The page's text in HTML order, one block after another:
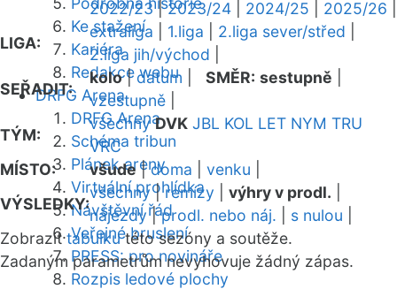
Ke stažení
Kariéra
Redakce webu
DRFG Arena
DRFG Arena
Schéma tribun
Plánek areny
Virtuální prohlídka
Návštěvní řád
Veřejné bruslení
PRESS: pro novináře
Rozpis ledové plochy
2022/23|2023/24 2024/25 2025/26
LIGA:
extraliga 1.liga 2.liga sever/střed
2.liga jih/východ
SEŘADIT:
kolo|datum SMĚR: sestupně
vzestupně
TÝM:
všechny DVK JBL KOL LET NYM TRU
VRC
MÍSTO:
všude|doma venku
VÝSLEDKY:
všechny|remízy výhry v prodl.
nájezdy|prodl. nebo náj. s nulou
Zobrazittabulkutéto sezóny a soutěže.
Zadaným parametrům nevyhovuje žádný zápas.